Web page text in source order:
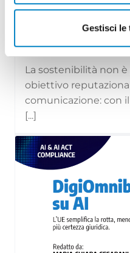
Gestisci le
Il Regolamento
La sostenibilità non
obiettivo
comunicazione: con
[...]